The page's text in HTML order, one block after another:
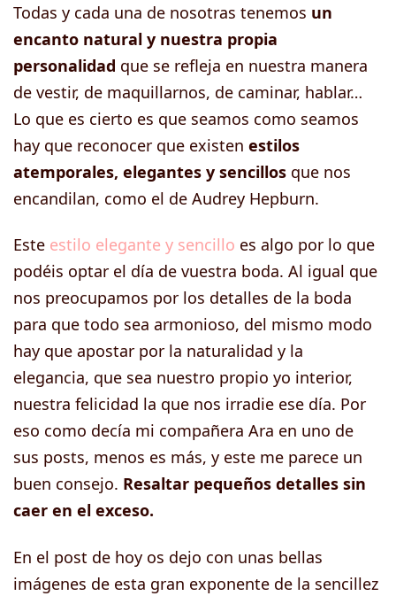
Todas y cada una de nosotras tenemos un
encanto natural y nuestra propia
personalidad que se refleja en nuestra manera
de vestir, de maquillarnos, de caminar, hablar…
Lo que es cierto es que seamos como seamos
hay que reconocer que existen estilos
atemporales, elegantes y sencillos que nos
encandilan, como el de Audrey Hepburn.
Este estilo elegante y sencillo es algo por lo que
podéis optar el día de vuestra boda. Al igual que
nos preocupamos por los detalles de la boda
para que todo sea armonioso, del mismo modo
hay que apostar por la naturalidad y la
elegancia, que sea nuestro propio yo interior,
nuestra felicidad la que nos irradie ese día. Por
eso como decía mi compañera Ara en uno de
sus posts, menos es más, y este me parece un
buen consejo. Resaltar pequeños detalles sin
caer en el exceso.
En el post de hoy os dejo con unas bellas
imágenes de esta gran exponente de la sencillez